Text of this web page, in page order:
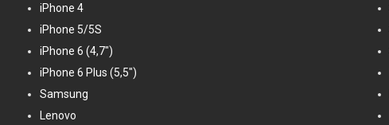
iPhone 4
iPhone 5/5S
iPhone 6 (4,7")
iPhone 6 Plus (5,5")
Samsung
Lenovo